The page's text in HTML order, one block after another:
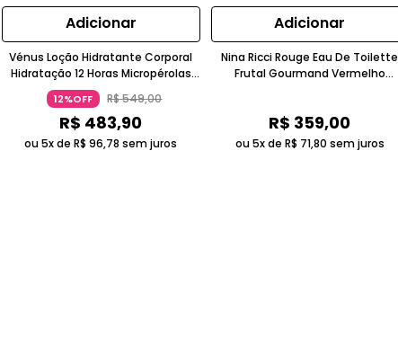
Adicionar
Vénus Loção Hidratante Corporal
Hidratação 12 Horas Micropérolas
Cintilantes Nina Ricci
12%OFF R$549,00
R$ 483,90
ou 5x deR$ 96,78 sem juros
Adicionar
Nina Ricci Rouge Eau De Toilette
Frutal Gourmand Vermelho
R$ 359,00
ou 5x de R$ 71,80 sem juros